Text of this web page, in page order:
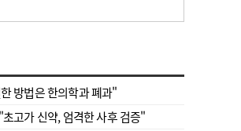
방법은 한의학과 폐과"
고가 신약, 엄격한 사후 검증"